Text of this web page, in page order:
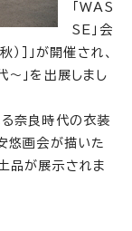
「WAS
SE」会
］」が開催され、
」を出展しまし
奈良時代の衣装
悠画会が描いた
品が展示されま